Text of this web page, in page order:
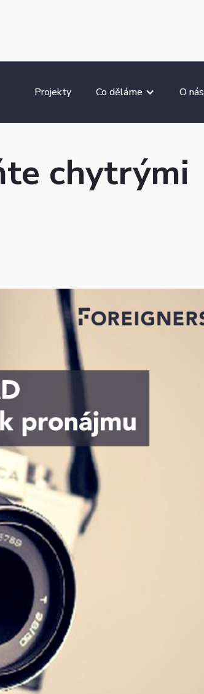
Projekty Co děláme O nás
chytrými